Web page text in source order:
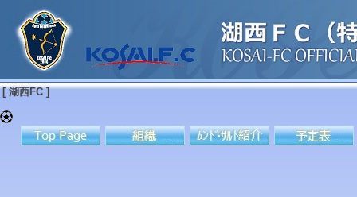
[ 湖西FC ]